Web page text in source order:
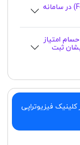
آیا امکان ارسال گزارش درمان (Follow-up) در سامانه
امتیاز
ثبت
کلینیک فیزیوتراپی